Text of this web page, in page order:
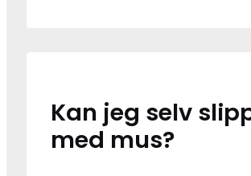
Kan jeg selv
med mus?